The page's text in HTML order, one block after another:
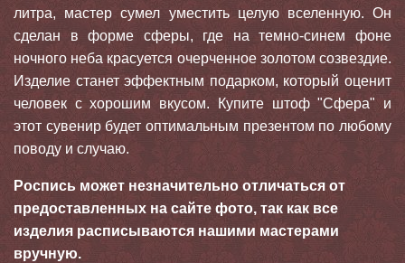
литра, мастер сумел уместить целую вселенную. Он
сделан в форме сферы, где на темно-синем фоне
ночного неба красуется очерченное золотом созвездие.
Изделие станет эффектным подарком, который оценит
человек с хорошим вкусом. Купите штоф "Сфера" и
этот сувенир будет оптимальным презентом по любому
поводу и случаю.
Роспись может незначительно отличаться от
предоставленных на сайте фото, так как все
изделия расписываются нашими мастерами
вручную.